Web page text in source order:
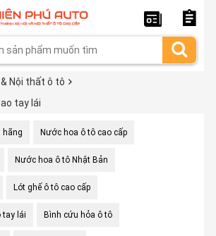
Nội thất ô tô
tay lái
hãng Nước hoa ô tô cao cấp
Nước hoa ô tô Nhật Bản
Lót ghế ô tô cao cấp
tay lái Bình cứu hỏa ô tô